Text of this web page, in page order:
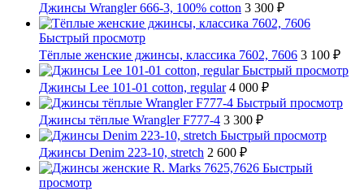
Джинсы Wrangler 666-3, 100% cotton 3 300 ₽
Быстрый просмотр
Тёплые женские джинсы, классика 7602, 7606 3 100 ₽
Быстрый просмотр
Джинсы Lee 101-01 cotton, regular 4 000 ₽
Быстрый просмотр
Джинсы тёплые Wrangler F777-4 3 300 ₽
Быстрый просмотр
Джинсы Denim 223-10, stretch 2 600 ₽
Быстрый
просмотр